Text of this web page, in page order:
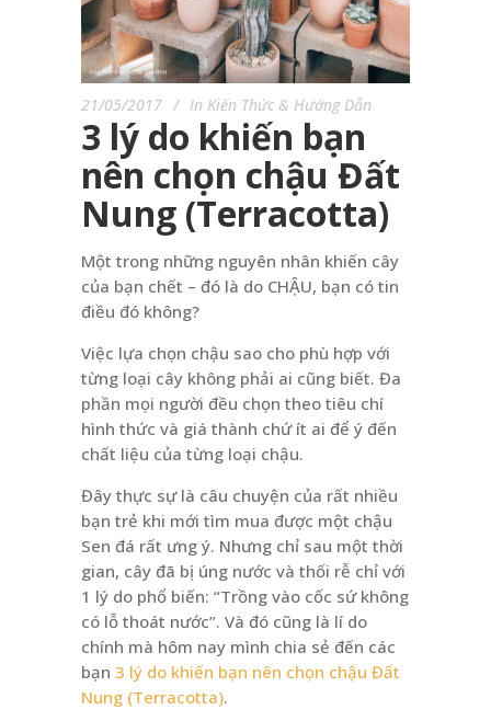
21/05/2017 In Kiến Thức & Hướng Dẫn
3 lý do khiến bạn
nên chọn chậu Đất
Nung (Terracotta)
Một trong những nguyên nhân khiến cây
của bạn chết – đó là do CHẬU, bạn có tin
điều đó không?
Việc lựa chọn chậu sao cho phù hợp với
từng loại cây không phải ai cũng biết. Đa
phần mọi người đều chọn theo tiêu chí
hình thức và giá thành chứ ít ai để ý đến
chất liệu của từng loại chậu.
Đây thực sự là câu chuyện của rất nhiều
bạn trẻ khi mới tìm mua được một chậu
Sen đá rất ưng ý. Nhưng chỉ sau một thời
gian, cây đã bị úng nước và thối rễ chỉ với
1 lý do phổ biến: “Trồng vào cốc sứ không
có lỗ thoát nước”. Và đó cũng là lí do
chính mà hôm nay mình chia sẻ đến các
bạn 3 lý do khiến bạn nên chọn chậu Đất
Nung (Terracotta).